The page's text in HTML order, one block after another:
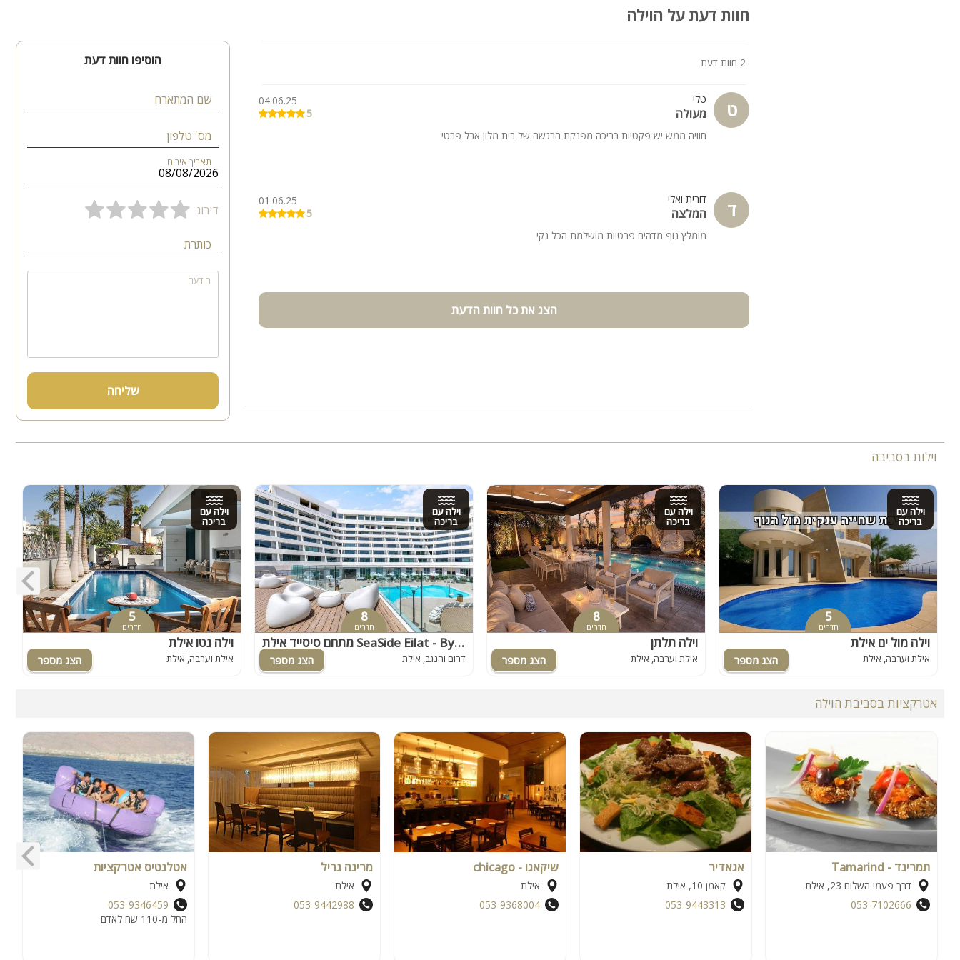
חוות דעת על הוילה
2 חוות דעת
ט טלי
מעולה
04.06.25
5
חוויה ממש יש פקטיות בריכה מפנקת הרגשה של בית מלון אבל פרטי
ד דורית ואלי
המלצה
01.06.25
5
מומלץ נוף מדהים פרטיות מושלמת הכל נקי
הצג את כל חוות הדעת
הוסיפו חוות דעת
שם המתארח
מס' טלפון
תאריך אירוח
דירוג
כותרת
הודעה
שליחה
וילות בסביבה
וילה עם
בריכה
5
חדרים
וילה מול ים אילת
אילת וערבה, אילת
וילה עם
בריכה
8
חדרים
וילה תלתן
אילת וערבה, אילת
וילה עם
בריכה
8
חדרים
מתחם סיסייד אילת SeaSide Eilat - By SEAELO
דרום והנגב, אילת
וילה עם
בריכה
5
חדרים
וילה נטו אילת
אילת וערבה, אילת
אטרקציות בסביבת הוילה
תמרינד - Tamarind
דרך פעמי השלום 23, אילת
053-7102666
אגאדיר
קאמן 10, אילת
053-9443313
שיקאגו - chicago
אילת
053-9368004
מרינה גריל
אילת
053-9442988
אטלנטיס אטרקציות
אילת
053-9346459
החל מ-110 שח לאדם